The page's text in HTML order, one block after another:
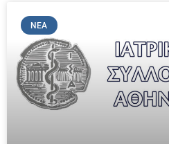
ΝΈΑ